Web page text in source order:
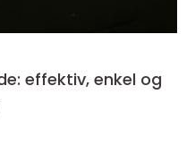
effektiv, enkel og